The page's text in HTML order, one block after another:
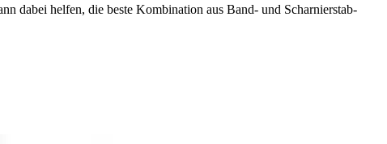
dabei helfen, die beste Kombination aus Band- und Scharnierstab-